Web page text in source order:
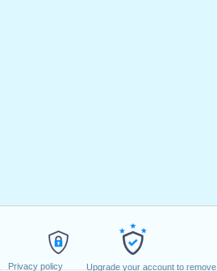
Privacy policy
Upgrade your account to remove